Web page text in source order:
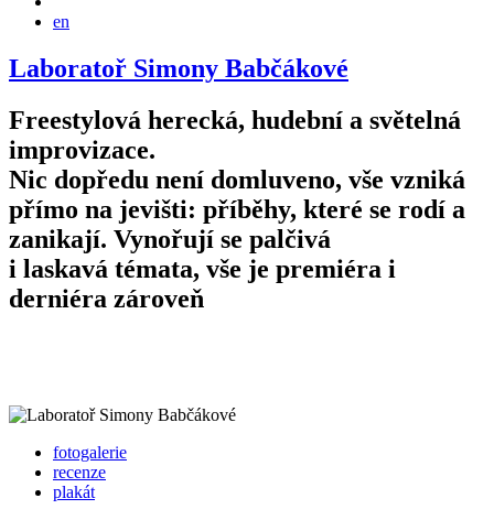
en
Laboratoř Simony Babčákové
Freestylová herecká, hudební a světelná
improvizace.
Nic dopředu není domluveno, vše vzniká
přímo na jevišti: příběhy, které se rodí a
zanikají. Vynořují se palčivá
i laskavá témata, vše je premiéra i
derniéra zároveň
fotogalerie
recenze
plakát